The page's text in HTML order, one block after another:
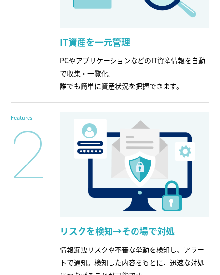
IT資産を一元管理
PCやアプリケーションなどのIT資産情報を自動
で収集・一覧化。
誰でも簡単に資産状況を把握できます。
Features
2
リスクを検知→その場で対処
情報漏洩リスクや不審な挙動を検知し、アラー
トで通知。検知した内容をもとに、迅速な対処